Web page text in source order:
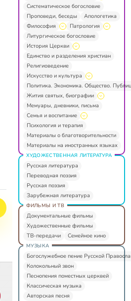
Систематическое богословие
Проповеди, беседы
Апологетика
Философия
Патрология
Литургическое богословие
История Церкви
Единство и разделения христиан
Религиоведение
Искусство и культура
Политика. Экономика. Общество.
Жития святых, биографии
Мемуары, дневники, письма
Семья и воспитание
Психология и терапия
Материалы о благотворительности
Материалы на иностранных языках
ХУДОЖЕСТВЕННАЯ ЛИТЕРАТУРА
Русская литература
Переводная поэзия
Русская поэзия
Зарубежная литература
ФИЛЬМЫ И ТВ
Документальные фильмы
Художественные фильмы
ТВ-передачи
Семейное кино
МУЗЫКА
Богослужебное пение Русской
Колокольный звон
Песнопения поместных церквей
Классическая музыка
Авторская песня